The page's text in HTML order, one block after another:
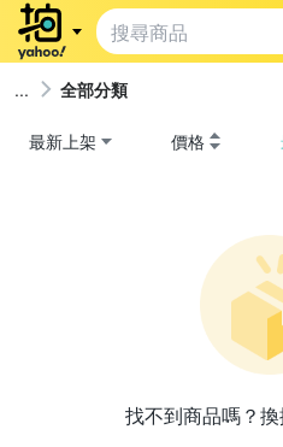
全部分類
最新上架 價格
找不到商品嗎？換